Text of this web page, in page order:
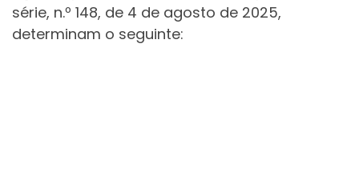
série, n.º 148, de 4 de agosto de 2025,
determinam o seguinte: